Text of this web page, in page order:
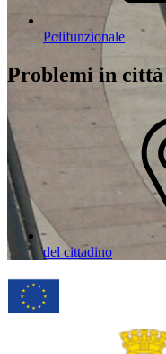
Polifunzionale
Problemi in città
del cittadino